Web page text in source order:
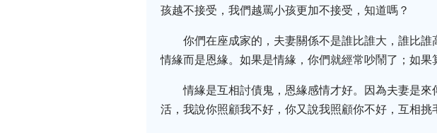
孩越不接受，我們越罵小孩更加不接受，知道嗎？
你們在座成家的，夫妻關係不是誰比誰大，誰比
情緣而是恩緣。如果是情緣，你們就經常吵鬧了；如
情緣是互相討債鬼，恩緣感情才好。因為夫妻是
活，我說你照顧我不好，你又說我照顧你不好，互相